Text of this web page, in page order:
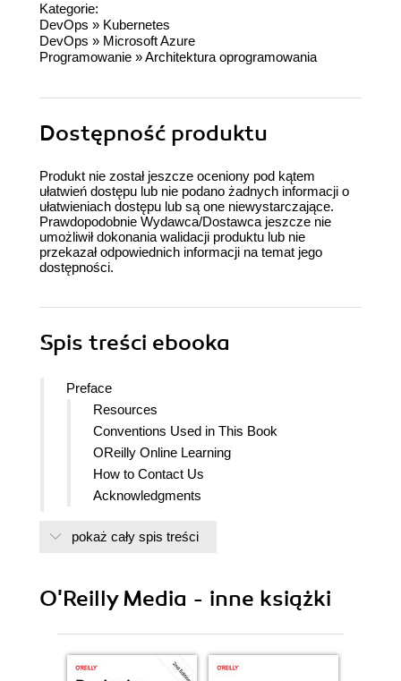
Kategorie:
DevOps » Kubernetes
DevOps » Microsoft Azure
Programowanie »Architektura oprogramowania
Dostępność produktu
Produkt nie został jeszcze oceniony pod kątem
ułatwień dostępu lub nie podano żadnych informacji o
ułatwieniach dostępu lub są one niewystarczające.
Prawdopodobnie Wydawca/Dostawca jeszcze nie
umożliwił dokonania walidacji produktu lub nie
przekazał odpowiednich informacji na temat jego
dostępności.
Spis treści ebooka
Preface
Resources
Conventions Used in This Book
OReilly Online Learning
How to Contact Us
Acknowledgments
What Is Dapr?
More Helpful, Less Opinionated
Dapr Architecture
pokaż cały spis treści
O'Reilly Media - inne książki